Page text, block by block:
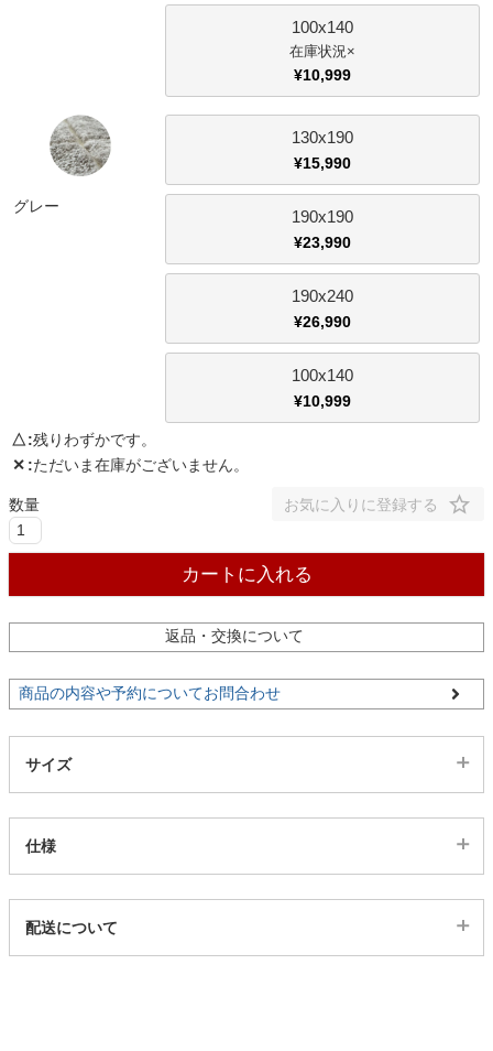
キッチン用品
100x140
×
¥10,999
グレー
130x190
¥15,990
190x190
¥23,990
190x240
¥26,990
100x140
¥10,999
△ 残りわずかです。
✕ ただいま在庫がございません。
お気に入りに登録する
カートに入れる
返品・交換について
商品の内容や予約についてお問合わせ
サイズ
仕様
12100676
配送について